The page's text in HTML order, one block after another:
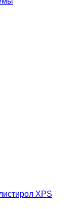
XPS